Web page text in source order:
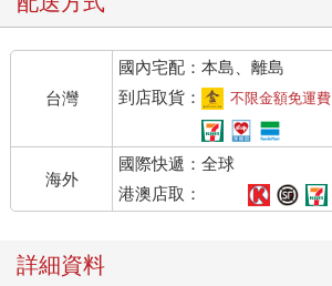
台灣
國內宅配：本島、離島
到店取貨：
不限金額免運費
海外
國際快遞：全球
港澳店取：
詳細資料